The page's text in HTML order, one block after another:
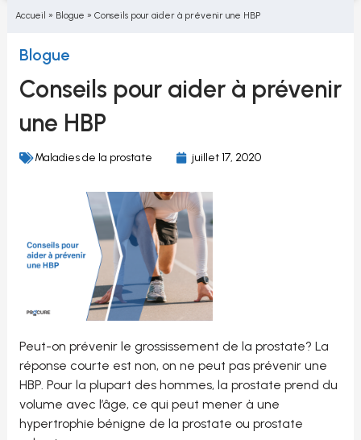
Accueil » Blogue » Conseils pour aider à prévenir une HBP
Blogue
Conseils pour aider à prévenir
une HBP
Maladies de la prostate juillet 17, 2020
Peut-on prévenir le grossissement de la prostate? La
réponse courte est non, on ne peut pas prévenir une
HBP. Pour la plupart des hommes, la prostate prend du
volume avec l’âge, ce qui peut mener à une
hypertrophie bénigne de la prostate ou prostate